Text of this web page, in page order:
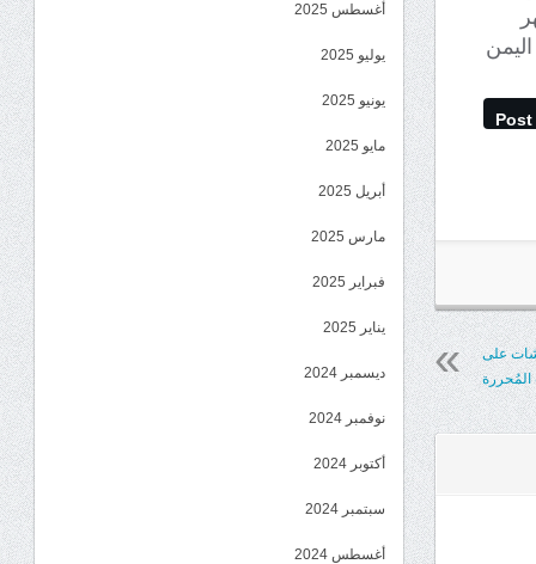
Post
على
المُحررة
أغسطس 2025
يوليو 2025
يونيو 2025
مايو 2025
أبريل 2025
مارس 2025
فبراير 2025
يناير 2025
ديسمبر 2024
نوفمبر 2024
أكتوبر 2024
سبتمبر 2024
أغسطس 2024